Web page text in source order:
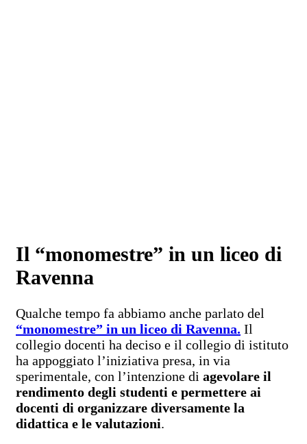
Il “monomestre” in un liceo di
Ravenna
Qualche tempo fa abbiamo anche parlato del
“monomestre” in un liceo di Ravenna. Il
collegio docenti ha deciso e il collegio di istituto
ha appoggiato l’iniziativa presa, in via
sperimentale, con l’intenzione di agevolare il
rendimento degli studenti e permettere ai
docenti di organizzare diversamente la
didattica e le valutazioni.